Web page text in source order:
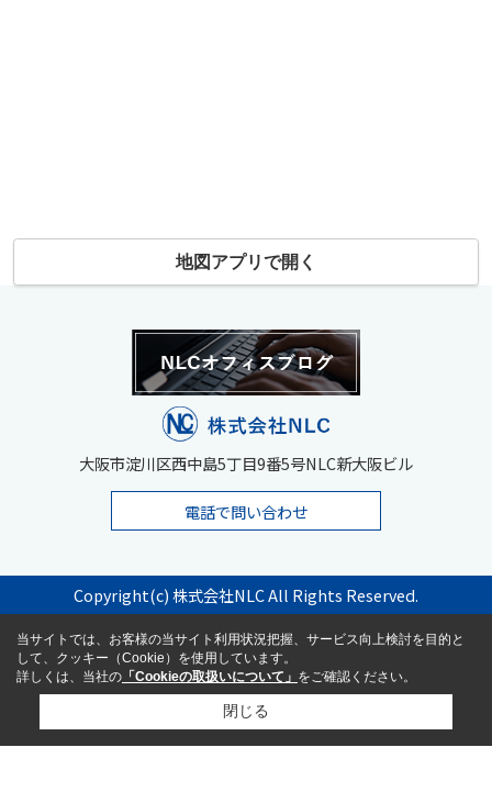
地図アプリで開く
大阪市淀川区西中島5丁目9番5号NLC新大阪ビル
電話で問い合わせ
Copyright(c) 株式会社NLC All Rights Reserved.
当サイトでは、お客様の当サイト利用状況把握、サービス向上検討を目的と
して、クッキー（Cookie）を使用しています。
詳しくは、当社の 「Cookieの取扱いについて」 をご確認ください。
閉じる